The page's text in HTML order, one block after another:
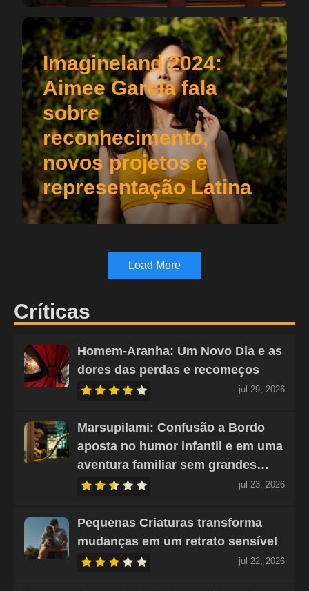
Imagineland 2024:
Aimee Garcia fala
sobre
reconhecimento,
novos projetos e
representação Latina
Load More
Críticas
Homem-Aranha: Um Novo Dia e as
dores das perdas e recomeços
jul 29, 2026
Marsupilami: Confusão a Bordo
aposta no humor infantil e em uma
aventura familiar sem grandes…
jul 23, 2026
Pequenas Criaturas transforma
mudanças em um retrato sensível
jul 22, 2026